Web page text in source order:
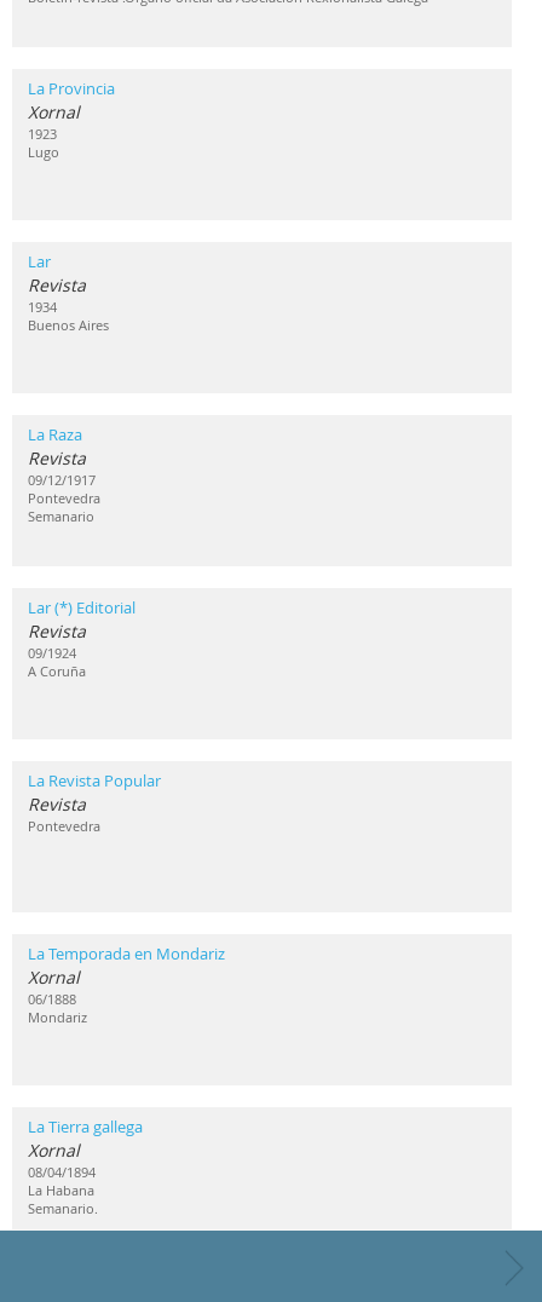
La Provincia
Xornal
1923
Lugo
Lar
Revista
1934
Buenos Aires
La Raza
Revista
09/12/1917
Pontevedra
Semanario
Lar (*) Editorial
Revista
09/1924
A Coruña
La Revista Popular
Revista
Pontevedra
La Temporada en Mondariz
Xornal
06/1888
Mondariz
La Tierra gallega
Xornal
08/04/1894
La Habana
Semanario.